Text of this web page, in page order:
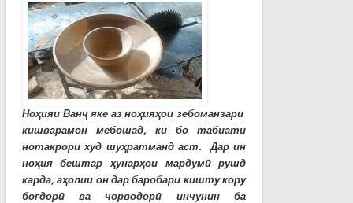
Ноҳияи Ванҷ яке аз ноҳияҳои зебоманзари
кишварамон мебошад, ки бо табиати
нотакрори худ шуҳратманд аст. Дар ин
ноҳия бештар ҳунарҳои мардумӣ рушд
карда, аҳолии он дар баробари кишту кору
боғдорӣ ва чорводорӣ инчунин ба